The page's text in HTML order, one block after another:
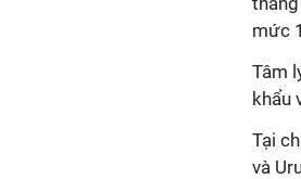
mức
Tâm
khẩu
Tại
và